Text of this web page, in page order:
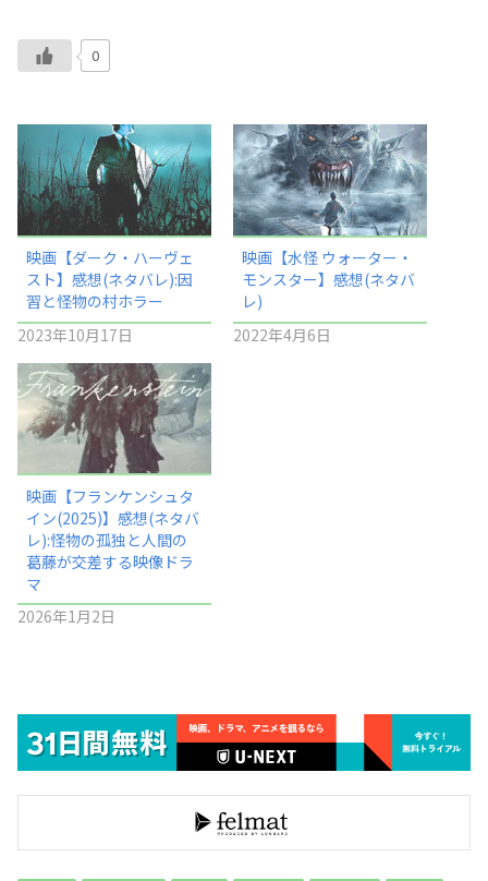
0
映画【ダーク・ハーヴェ
スト】感想(ネタバレ):因
習と怪物の村ホラー
2023年10月17日
映画【水怪 ウォーター・
モンスター】感想(ネタバ
レ)
2022年4月6日
映画【フランケンシュタ
イン(2025)】感想(ネタバ
レ):怪物の孤独と人間の
葛藤が交差する映像ドラ
マ
2026年1月2日